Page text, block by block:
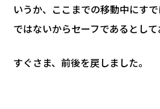
いうか、ここまでの移動中にす
ではないからセーフであるとして
すぐさま、前後を戻しました。